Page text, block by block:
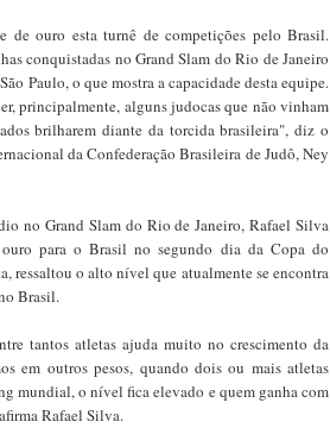
de ouro esta turnê de competições pelo Brasil.
conquistadas no Grand Slam do Rio de Janeiro
Paulo, o que mostra a capacidade desta equipe.
principalmente, alguns judocas que não vinham
brilharem diante da torcida brasileira", diz o
da Confederação Brasileira de Judô, Ney
no Grand Slam do Rio de Janeiro, Rafael Silva
para o Brasil no segundo dia da Copa do
ressaltou o alto nível que atualmente se encontra
Brasil.
tantos atletas ajuda muito no crescimento da
em outros pesos, quando dois ou mais atletas
mundial, o nível fica elevado e quem ganha com
Rafael Silva.